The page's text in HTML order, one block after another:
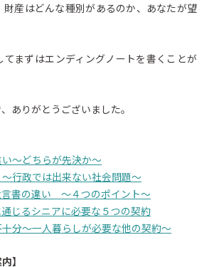
財産はどんな種別があるのか、あなたが望
まずはエンディングノートを書くことが
ありがとうございました。
～どちらが先決か～
行政では出来ない社会問題～
言書の違い ～４つのポイント～
じるシニアに必要な５つの契約
分～一人暮らしが必要な他の契約～
】